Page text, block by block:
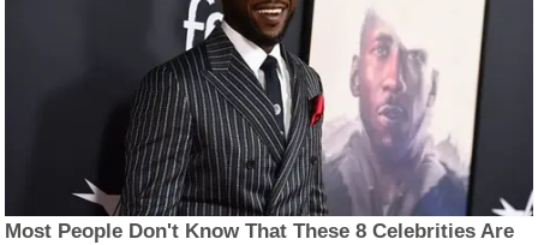
Most People Don't Know That These 8 Celebrities Are